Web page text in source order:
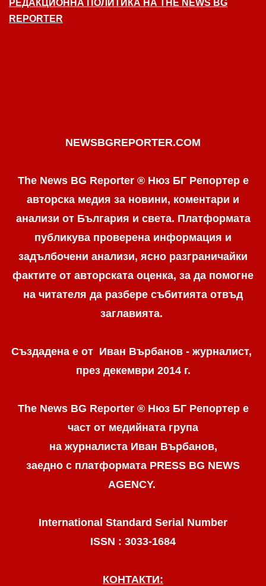
РЕДАКЦИОННА ПОЛИТИКА НА THE NEWS BG
REPORTER
NEWSBGREPORTER.COM
The News BG Reporter ® Нюз БГ Репортер е
авторска медия за новини, коментари и
анализи от България и света. Платформата
публикува проверена информация и
задълбочени анализи, ясно разграничaйки
фактите от авторската оценка, за да помогне
на читателя да разбере събитията отвъд
заглавията.
Създадена е от Иван Върбанов - журналист,
през декември 2014 г.
The News BG Reporter ® Нюз БГ Репортере
част от медийната група
на журналиста Иван Върбанов,
заедно с платформата PRESS BG NEWS
AGENCY.
International Standard Serial Number
ISSN : 3033-1684
КОНТАКТИ: